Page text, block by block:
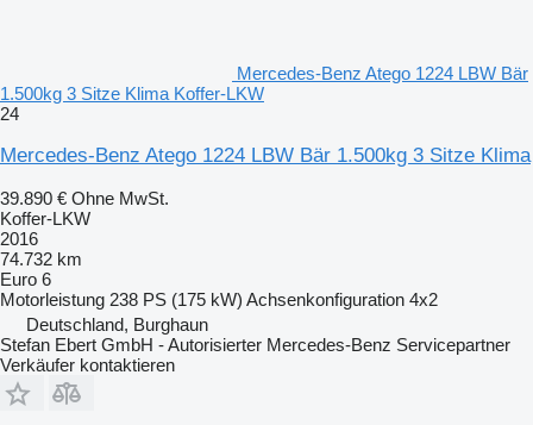
Mercedes-Benz Atego 1224 LBW Bär
1.500kg 3 Sitze Klima Koffer-LKW
24
Mercedes-Benz Atego 1224 LBW Bär 1.500kg 3 Sitze Klima
39.890 € Ohne MwSt.
Koffer-LKW
2016
74.732 km
Euro 6
Motorleistung 238 PS (175 kW) Achsenkonfiguration 4x2
Deutschland, Burghaun
Stefan Ebert GmbH - Autorisierter Mercedes-Benz Servicepartner
Verkäufer kontaktieren